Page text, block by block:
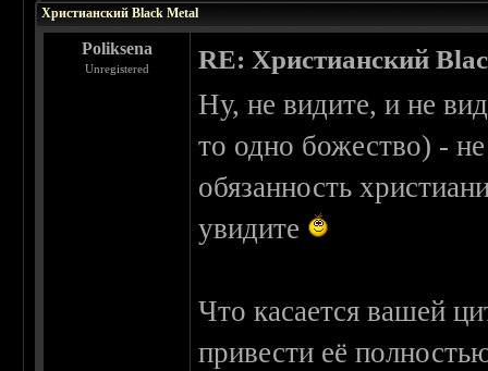
Христианский Black Metal
Poliksena
Unregistered RE: Христианский
Ну, не видите, и не
то одно божество) -
обязанность
увидите
Что касается вашей
привести её